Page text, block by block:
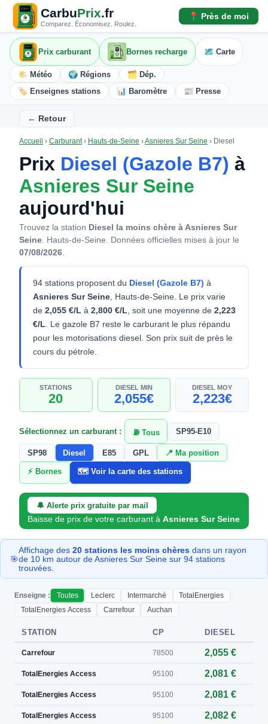
CarbuPrix.fr
Comparez. Économisez. Roulez.
📍 Près de moi
Prix carburant Bornes recharge 🗺️ Carte
🌤️ Météo 🌍 Régions
🗂️ Dép.
🏷️ Enseignes stations
📊 Baromètre 📰 Presse
← Retour
Accueil › Carburant› Hauts-de-Seine ›Asnieres Sur Seine › Diesel
Prix Diesel (Gazole B7) à
Asnieres Sur Seine
aujourd'hui
Trouvez la station Diesel la moins chère à Asnieres Sur
Seine. Hauts-de-Seine. Données officielles mises à jour le
07/08/2026.
94 stations proposent du Diesel (Gazole B7) à
Asnieres Sur Seine, Hauts-de-Seine. Le prix varie
de 2,055 €/L à 2,800 €/L, soit une moyenne de 2,223
€/L. Le gazole B7 reste le carburant le plus répandu
pour les motorisations diesel. Son prix suit de près le
cours du pétrole.
STATIONS
20
DIESEL MIN
2,055€
DIESEL MOY
2,223€
Sélectionnez un carburant : ⛽ Tous SP95-E10
SP98 Diesel E85 GPL 📍 Ma position
⚡ Bornes 🗺️ Voir la carte des stations
🔔 Alerte prix gratuite par mail
Baisse de prix de votre carburant àAsnieres Sur Seine
🎯
Affichage des 20 stations les moins chères dans un rayon
de 10 km autour de Asnieres Sur Seine sur 94 stations
trouvées.
Enseigne : Toutes Leclerc Intermarché
TotalEnergies
TotalEnergies Access
Carrefour Auchan
STATION CP DIESEL
Carrefour 78500 2,055 €
TotalEnergies Access 95100 2,081 €
TotalEnergies Access 95100 2,081 €
TotalEnergies Access 95100 2,082 €